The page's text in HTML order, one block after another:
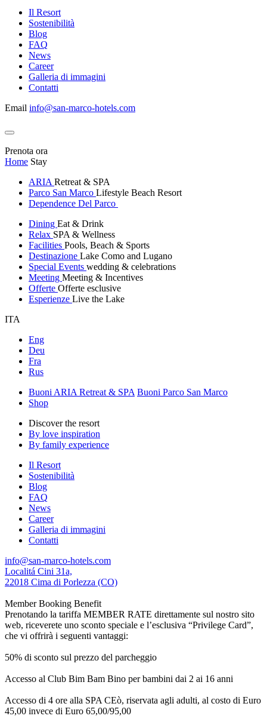
Il Resort
Sostenibilità
Blog
FAQ
News
Career
Galleria di immagini
Contatti
Email info@san-marco-hotels.com
Prenota ora
Home Stay
ARIA Retreat & SPA
Parco San Marco Lifestyle Beach Resort
Dependence Del Parco
Dining Eat & Drink
Relax SPA & Wellness
Facilities Pools, Beach & Sports
Destinazione Lake Como and Lugano
Special Events wedding & celebrations
Meeting Meeting & Incentives
Offerte Offerte esclusive
Esperienze Live the Lake
ITA
Eng
Deu
Fra
Rus
Buoni ARIA Retreat & SPA Buoni Parco San Marco
Shop
Discover the resort
By love inspiration
By family experience
Il Resort
Sostenibilità
Blog
FAQ
News
Career
Galleria di immagini
Contatti
info@san-marco-hotels.com
Localitá Cini 31a,
22018 Cima di Porlezza (CO)
Member Booking Benefit
Prenotando la tariffa MEMBER RATE direttamente sul nostro sito
web, riceverete uno sconto speciale e l’esclusiva “Privilege Card”,
che vi offrirà i seguenti vantaggi:
50% di sconto sul prezzo del parcheggio
Accesso al Club Bim Bam Bino per bambini dai 2 ai 16 anni
Accesso di 4 ore alla SPA CEò, riservata agli adulti, al costo di Euro
45,00 invece di Euro 65,00/95,00